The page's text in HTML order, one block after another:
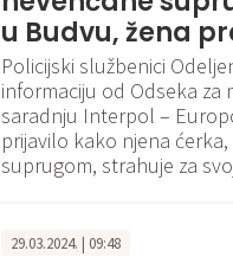
u Budvu, žena
Policijski službenici
informaciju od Odseka
saradnju Interpol –
prijavilo kako njena
suprugom, strahuje za
29.03.2024. | 09:48